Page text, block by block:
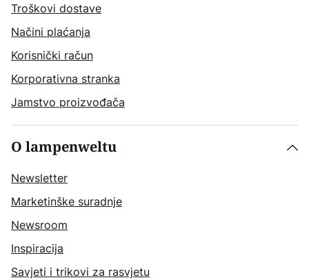
Troškovi dostave
Načini plaćanja
Korisnički račun
Korporativna stranka
Jamstvo proizvođača
O lampenweltu
Newsletter
Marketinške suradnje
Newsroom
Inspiracija
Savjeti i trikovi za rasvjetu